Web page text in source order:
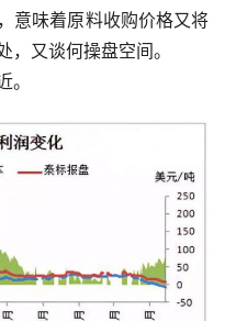
意味着原料收购价格又将
，又谈何操盘空间。
。